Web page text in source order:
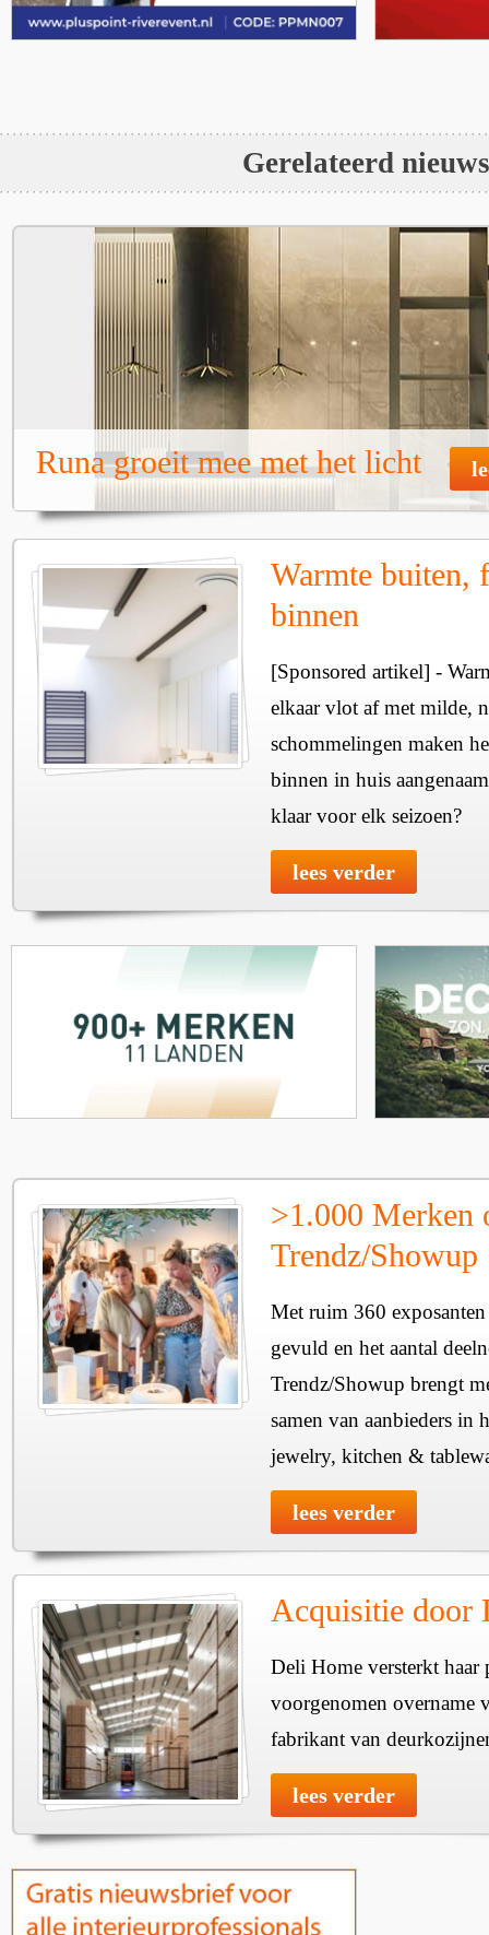
Gerelateerd nieuws
Runa groeit mee met het licht
Warmte buiten,
binnen
[Sponsored artikel] -
elkaar vlot af met milde,
schommelingen maken
binnen in huis
klaar voor elk seizoen?
lees verder
>1.000 Merken
Trendz/Showup
Met ruim 360
gevuld en het aantal
Trendz/Showup brengt
samen van aanbieders in
jewelry, kitchen &
lees verder
Acquisitie door
Deli Home versterkt haar
voorgenomen overname
fabrikant van
lees verder